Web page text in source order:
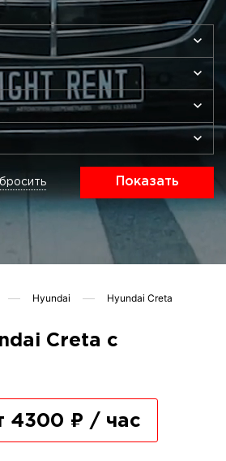
Показать
Hyundai Hyundai Creta
Creta с
4300 ₽ / час